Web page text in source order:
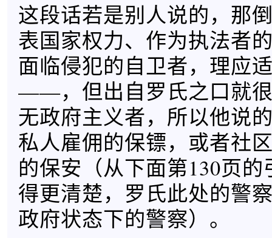
这段话若是别人说的，
表国家权力、作为执法者
面临侵犯的自卫者，理应
——，但出自罗氏之口就
无政府主义者，所以他说
私人雇佣的保镖，或者社
的保安（从下面第130页
得更清楚，罗氏此处的警
政府状态下的警察）。